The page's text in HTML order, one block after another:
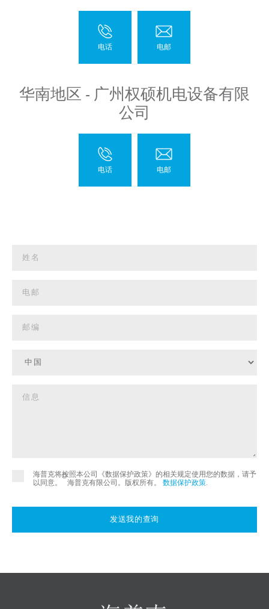
华南地区 - 广州权硕机电设备有限
公司
海普克将按照本公司《数据保护政策》的相关规定使用您的数据，请予
以同意。
©
海普克有限公司。版权所有。 数据保护政策.
发送我的查询